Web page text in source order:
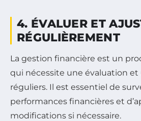
4. ÉVALUER ET
RÉGULIÈREMENT
La gestion financière est un
qui nécessite une évaluation
réguliers. Il est essentiel de
performances financières et
modifications si nécessaire.